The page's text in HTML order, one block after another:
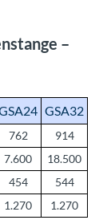
–
GSA32
762
914
7.600
18.500
454
544
1.270 1.270